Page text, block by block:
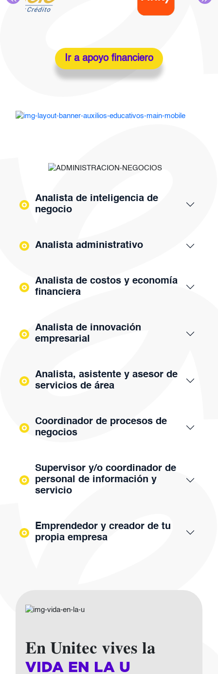
Ir a apoyo financiero
Imagen
Analista de inteligencia de
negocio
Analista administrativo
Analista de costos y economía
financiera
Analista de innovación
empresarial
Analista, asistente y asesor de
servicios de área
Coordinador de procesos de
negocios
Supervisor y/o coordinador de
personal de información y
servicio
Emprendedor y creador de tu
propia empresa
Imagen
En Unitec vives la
VIDA EN LA U